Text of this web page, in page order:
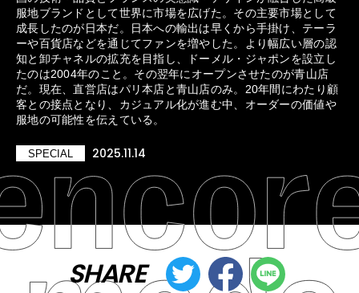
服地ブランドとして世界に市場を広げた。その主要市場として
成長したのが日本だ。日本への輸出は早くから手掛け、テーラ
ーや百貨店などを通じてファンを増やした。より幅広い層の認
知と卸チャネルの拡充を目指し、ドーメル・ジャポンを設立し
たのは2004年のこと。その翌年にオープンさせたのが青山店
だ。現在、直営店はパリ本店と青山店のみ。20年間にわたり顧
客との接点となり、カジュアル化が進む中、オーダーの価値や
服地の可能性を伝えている。
SPECIAL 2025.11.14
SHARE